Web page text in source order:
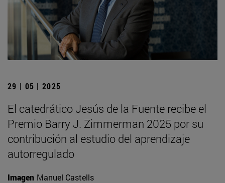
29 | 05 | 2025
El catedrático Jesús de la Fuente recibe el
Premio Barry J. Zimmerman 2025 por su
contribución al estudio del aprendizaje
autorregulado
Imagen Manuel Castells